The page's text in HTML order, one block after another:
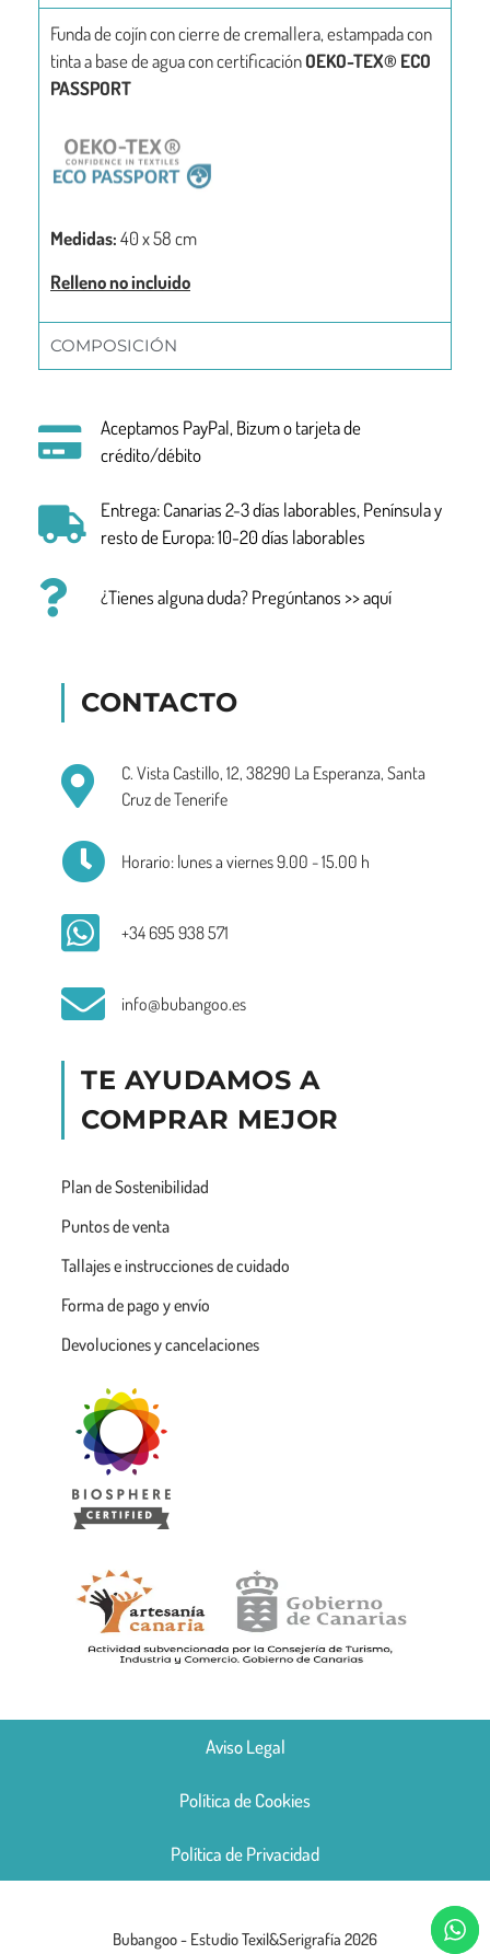
Funda de cojín con cierre de cremallera, estampada con
tinta a base de agua con certificaciónOEKO-TEX® ECO
PASSPORT
Medidas:40 x 58 cm
Relleno no incluido
COMPOSICIÓN
Aceptamos PayPal, Bizum o tarjeta de
crédito/débito
Entrega: Canarias 2-3 días laborables, Península y
resto de Europa: 10-20 días laborables
¿Tienes alguna duda? Pregúntanos >> aquí
TE AYUDAMOS A
COMPRAR MEJOR
Plan de Sostenibilidad
Puntos de venta
Tallajes e instrucciones de cuidado
Forma de pago y envío
Devoluciones y cancelaciones
CONTACTO
C. Vista Castillo, 12, 38290 La Esperanza, Santa
Cruz de Tenerife
Horario: lunes a viernes 9.00 - 15.00 h
+34 695 938 571
info@bubangoo.es
Aviso Legal
Política de Cookies
Política de Privacidad
Bubangoo - Estudio Texil&Serigrafía 2026